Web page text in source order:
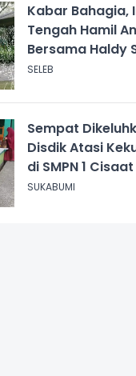
Kabar Bahagia,
Tengah Hamil
Bersama Haldy
SELEB
Sempat
Disdik Atasi
di SMPN 1
SUKABUMI